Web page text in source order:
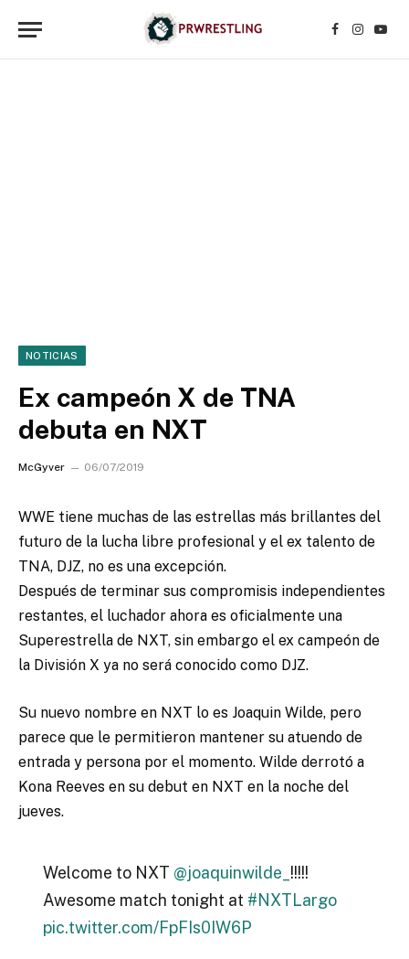
Facebook
NOTICIAS
Ex campeón X de TNA
debuta en NXT
McGyver 06/07/2019
WWE tiene muchas de las estrellas más brillantes del
futuro de la lucha libre profesional y el ex talento de
TNA, DJZ, no es una excepción.
Después de terminar sus compromisis independientes
restantes, el luchador ahora es oficialmente una
Superestrella de NXT, sin embargo el ex campeón de
la División X ya no será conocido como DJZ.
Su nuevo nombre en NXT lo es Joaquin Wilde, pero
parece que le permitieron mantener su atuendo de
entrada y persona por el momento. Wilde derrotó a
Kona Reeves en su debut en NXT en la noche del
jueves.
Welcome to NXT @joaquinwilde_ !!!!!
Awesome match tonight at #NXTLargo
pic.twitter.com/FpFIs0IW6P